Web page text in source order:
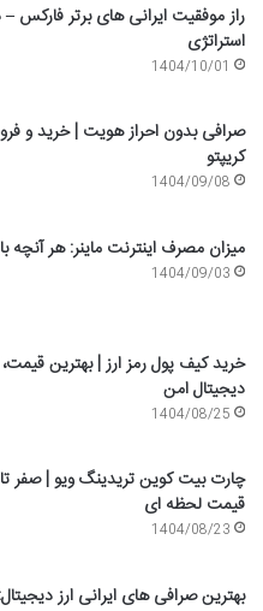
راز موفقیت ایرانی های برتر فارکس
استراتژی
1404/10/01
صرافی بدون احراز هویت | خرید و
کریپتو
1404/09/08
میزان مصرف اینترنت ماینر: هر آنچه
1404/09/03
خرید کیف پول رمز ارز | بهترین
دیجیتال امن
1404/08/25
چارت بیت کوین تریدینگ ویو | صفر
قیمت لحظه ای
1404/08/23
بهترین صرافی های ایرانی ارز